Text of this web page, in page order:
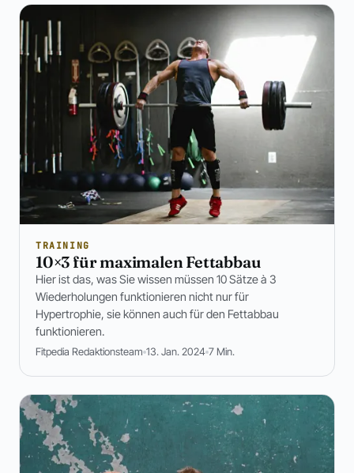
TRAINING
10×3 für maximalen Fettabbau
Hier ist das, was Sie wissen müssen 10 Sätze à 3
Wiederholungen funktionieren nicht nur für
Hypertrophie, sie können auch für den Fettabbau
funktionieren.
Fitpedia Redaktionsteam 13. Jan. 2024 7 Min.